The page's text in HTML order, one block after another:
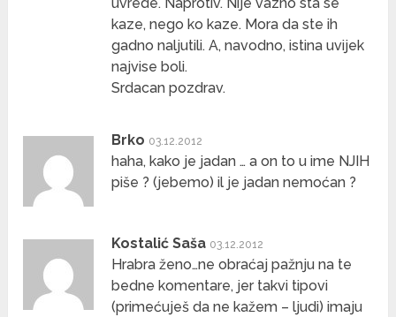
kaze, nego ko kaze. Mora da ste ih
gadno naljutili. A, navodno, istina uvijek
najvise boli.
Srdacan pozdrav.
Brko 03.12.2012
haha, kako je jadan … a on to u ime NJIH
piše ? (jebemo) il je jadan nemoćan ?
Kostalić Saša 03.12.2012
Hrabra ženo…ne obraćaj pažnju na te
bedne komentare, jer takvi tipovi
(primećuješ da ne kažem – ljudi) imaju